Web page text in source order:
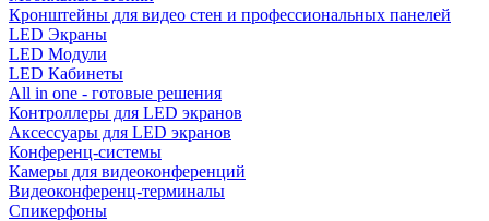
Кронштейны для видео стен и профессиональных панелей
LED Экраны
LED Модули
LED Кабинеты
All in one - готовые решения
Контроллеры для LED экранов
Аксессуары для LED экранов
Конференц-системы
Камеры для видеоконференций
Видеоконференц-терминалы
Спикерфоны